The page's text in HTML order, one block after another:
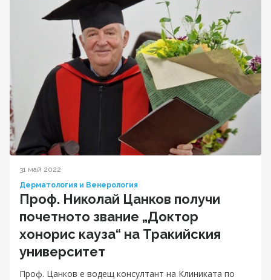
31 май 2022
Дерматология и Венерология
Проф. Николай Цанков получи
почетното звание „Доктор
хонорис кауза“ на Тракийския
университет
Проф. Цанков е водещ консултант на Клиниката по